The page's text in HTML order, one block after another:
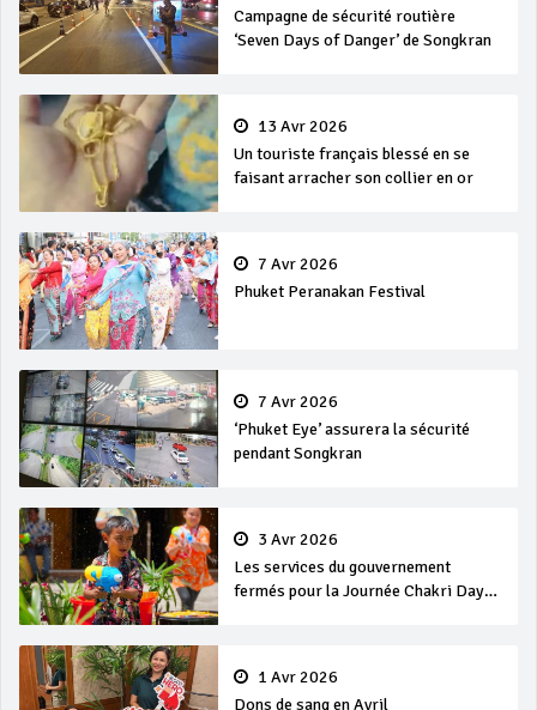
Campagne de sécurité routière
‘Seven Days of Danger’ de Songkran
13 Avr 2026
Un touriste français blessé en se
faisant arracher son collier en or
7 Avr 2026
Phuket Peranakan Festival
7 Avr 2026
‘Phuket Eye’ assurera la sécurité
pendant Songkran
3 Avr 2026
Les services du gouvernement
fermés pour la Journée Chakri Day
1 Avr 2026
Dons de sang en Avril